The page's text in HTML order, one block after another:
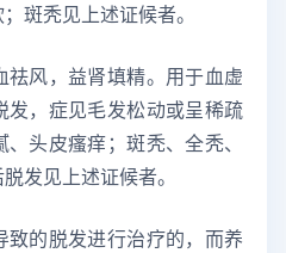
斑秃见上述证候者。
风，益肾填精。用于血虚
发，症见毛发松动或呈稀疏
头皮瘙痒；斑秃、全秃、
发见上述证候者。
的脱发进行治疗的，而养